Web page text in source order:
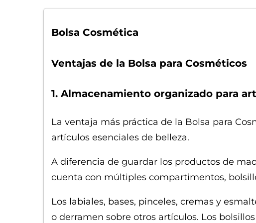
Bolsa Cosmética
Ventajas de la Bolsa para Cosméticos
1. Almacenamiento organizado para
La ventaja más práctica de la Bolsa para
artículos esenciales de belleza.
A diferencia de guardar los productos de
cuenta con múltiples compartimentos,
Los labiales, bases, pinceles, cremas y
o derramen sobre otros artículos. Los